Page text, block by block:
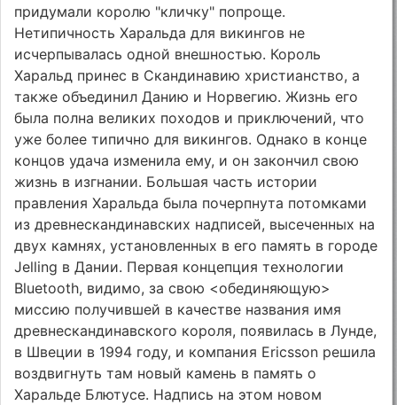
придумали королю "кличку" попроще.
Нетипичность Харальда для викингов не
исчерпывалась одной внешностью. Король
Харальд принес в Скандинавию христианство, а
также объединил Данию и Норвегию. Жизнь его
была полна великих походов и приключений, что
уже более типично для викингов. Однако в конце
концов удача изменила ему, и он закончил свою
жизнь в изгнании. Большая часть истории
правления Харальда была почерпнута потомками
из древнескандинавских надписей, высеченных на
двух камнях, установленных в его память в городе
Jelling в Дании. Первая концепция технологии
Bluetooth, видимо, за свою <обединяющую>
миссию получившей в качестве названия имя
древнескандинавского короля, появилась в Лунде,
в Швеции в 1994 году, и компания Ericsson решила
воздвигнуть там новый камень в память о
Харальде Блютусе. Надпись на этом новом